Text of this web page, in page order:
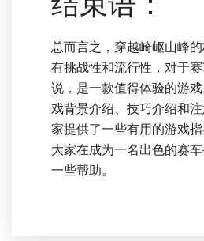
总而言之，穿越崎岖山峰
有挑战性和流行性，对于
说，是一款值得体验的游
戏背景介绍、技巧介绍和
家提供了一些有用的游戏
大家在成为一名出色的赛
一些帮助。